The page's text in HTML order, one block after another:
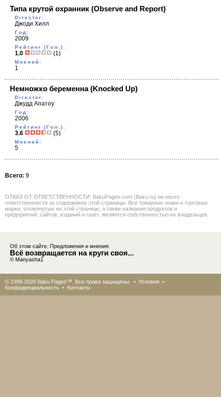
Типа крутой охранник (Observe and Report)
Director:
Джоди Хилл
Год:
2009
Рейтинг (Гол.):
1.0 (1)
Мнений:
1
Немножко беременна(Knocked Up)
Director:
Джудд Апатоy
Год:
2006
Рейтинг (Гол.):
3.6 (5)
Мнений:
5
Всего: 9
ОТКАЗ ОТ ОТВЕТСТВЕННОСТИ: BakuPages.com (Baku.ru) не несет
ответственности за содержимое этой страницы. Все товарные знаки и торговые
марки, упомянутые на этой странице, а также названия продуктов и
предприятий, сайтов, изданий и газет, являются собственностью их владельцев.
Об этом сайте. Предложения и мнения.
Всё возвращается на круги своя...
© Manyasha1
© 1998-2026 Baku Pages™. Все права защищены • Условия •
Конфиденциальность • Контакты